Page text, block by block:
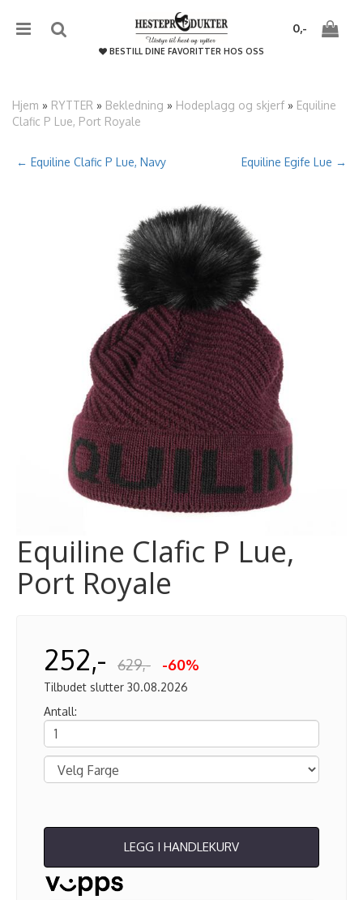
{/literal}����������
0,-
BESTILL DINE FAVORITTER HOS OSS
Hjem » RYTTER » Bekledning » Hodeplagg og skjerf » Equiline
Clafic P Lue, Port Royale
Equiline Egife Lue →
← Equiline Clafic P Lue, Navy
Equiline Clafic P Lue,
Port Royale
252,- 629,- -60%
Tilbudet slutter 30.08.2026
Antall:
LEGG I HANDLEKURV